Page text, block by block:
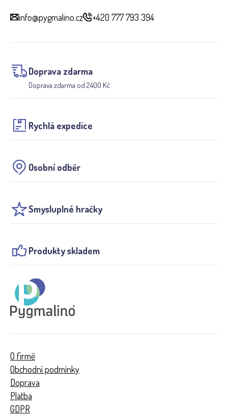
info@pygmalino.cz +420 777 793 394
Doprava zdarma
Doprava zdarma od 2400 Kč
Rychlá expedice
Osobní odběr
Smysluplné hračky
Produkty skladem
O firmě
Obchodní podmínky
Doprava
Platba
GDPR